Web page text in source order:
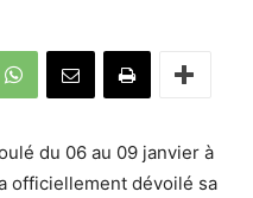
du 06 au 09 janvier à
officiellement dévoilé sa